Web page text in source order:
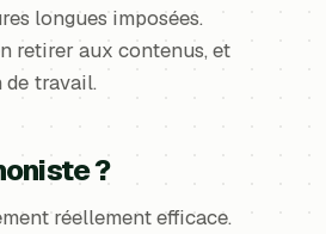
longues imposées.
retirer aux contenus, et
de travail.
?
réellement efficace.